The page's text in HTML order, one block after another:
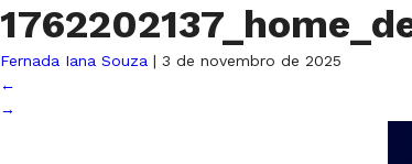
Fernada Iana Souza | 3 de novembro de 2025
←
→